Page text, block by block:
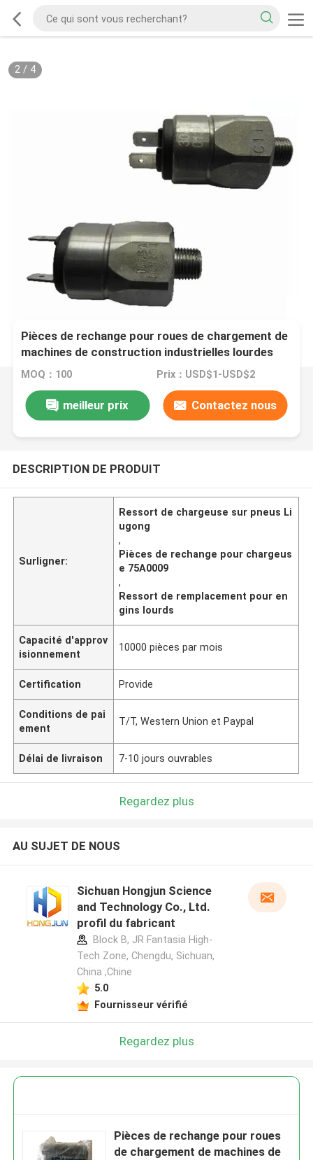
2/ 4
Pièces de rechange pour roues de chargement de
machines de construction industrielles lourdes
75A0009 Printemps pour Liugong
MOQ：100 Prix：USD$1-USD$2
meilleur prix Contactez nous
DESCRIPTION DE PRODUIT
Surligner:
Ressort de chargeuse sur pneus Li
ugong
,
Pièces de rechange pour chargeus
e 75A0009
,
Ressort de remplacement pour en
gins lourds
Capacité d'approv
isionnement
10000 pièces par mois
Certification Provide
Conditions de pai
ement
T/T, Western Union et Paypal
Délai de livraison 7-10 jours ouvrables
Regardez plus
AU SUJET DE NOUS
Sichuan Hongjun Science
and Technology Co., Ltd.
profil du fabricant
Block B, JR Fantasia High-
Tech Zone, Chengdu, Sichuan,
China ,Chine
5.0
Fournisseur vérifié
Regardez plus
Pièces de rechange pour roues
de chargement de machines de